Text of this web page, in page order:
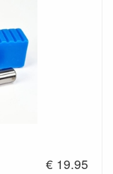
€ 19.95